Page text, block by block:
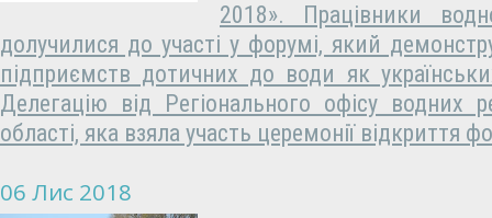
2018». Працівники
долучилися до участі у форумі, який
підприємств дотичних до води як
Делегацію від Регіонального офісу водних
області, яка взяла участь церемонії відкриття
06 Лис 2018